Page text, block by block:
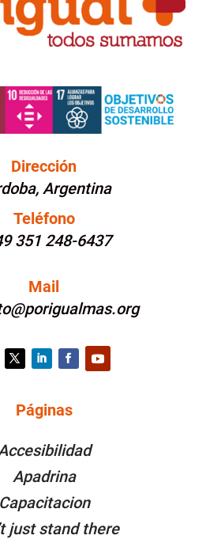
Dirección
Argentina
Teléfono
351 248-6437
Mail
Facebook
Páginas
Apadrina
Capacitacion
just stand there